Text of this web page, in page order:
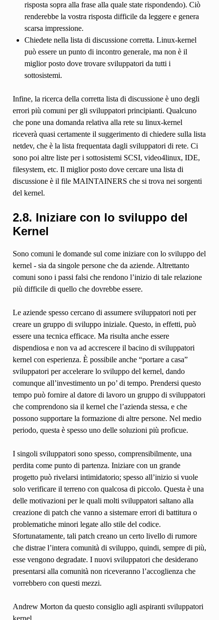
risposta sopra alla frase alla quale state rispondendo). Ciò
renderebbe la vostra risposta difficile da leggere e genera
scarsa impressione.
Chiedete nella lista di discussione corretta. Linux-kernel
può essere un punto di incontro generale, ma non è il
miglior posto dove trovare sviluppatori da tutti i
sottosistemi.
Infine, la ricerca della corretta lista di discussione è uno degli
errori più comuni per gli sviluppatori principianti. Qualcuno
che pone una domanda relativa alla rete su linux-kernel
riceverà quasi certamente il suggerimento di chiedere sulla lista
netdev, che è la lista frequentata dagli sviluppatori di rete. Ci
sono poi altre liste per i sottosistemi SCSI, video4linux, IDE,
filesystem, etc. Il miglior posto dove cercare una lista di
discussione è il file MAINTAINERS che si trova nei sorgenti
del kernel.
2.8. Iniziare con lo sviluppo del
Kernel
Sono comuni le domande sul come iniziare con lo sviluppo del
kernel - sia da singole persone che da aziende. Altrettanto
comuni sono i passi falsi che rendono l’inizio di tale relazione
più difficile di quello che dovrebbe essere.
Le aziende spesso cercano di assumere sviluppatori noti per
creare un gruppo di sviluppo iniziale. Questo, in effetti, può
essere una tecnica efficace. Ma risulta anche essere
dispendiosa e non va ad accrescere il bacino di sviluppatori
kernel con esperienza. È possibile anche “portare a casa”
sviluppatori per accelerare lo sviluppo del kernel, dando
comunque all’investimento un po’ di tempo. Prendersi questo
tempo può fornire al datore di lavoro un gruppo di sviluppatori
che comprendono sia il kernel che l’azienda stessa, e che
possono supportare la formazione di altre persone. Nel medio
periodo, questa è spesso uno delle soluzioni più proficue.
I singoli sviluppatori sono spesso, comprensibilmente, una
perdita come punto di partenza. Iniziare con un grande
progetto può rivelarsi intimidatorio; spesso all’inizio si vuole
solo verificare il terreno con qualcosa di piccolo. Questa è una
delle motivazioni per le quali molti sviluppatori saltano alla
creazione di patch che vanno a sistemare errori di battitura o
problematiche minori legate allo stile del codice.
Sfortunatamente, tali patch creano un certo livello di rumore
che distrae l’intera comunità di sviluppo, quindi, sempre di più,
esse vengono degradate. I nuovi sviluppatori che desiderano
presentarsi alla comunità non riceveranno l’accoglienza che
vorrebbero con questi mezzi.
Andrew Morton da questo consiglio agli aspiranti sviluppatori